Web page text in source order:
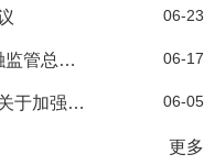
06-23
中国人民银行 国家发展改革委 金融监管总局 中国证监会 国家外汇局 上海市人民政府联合印发《上海国际金融中心发展离岸金融行动方案》 06-17
国务院办公厅公布《国务院办公厅关于加强监管防范风险促进私募投资基金高质量发展的指导意见》 06-05
更多